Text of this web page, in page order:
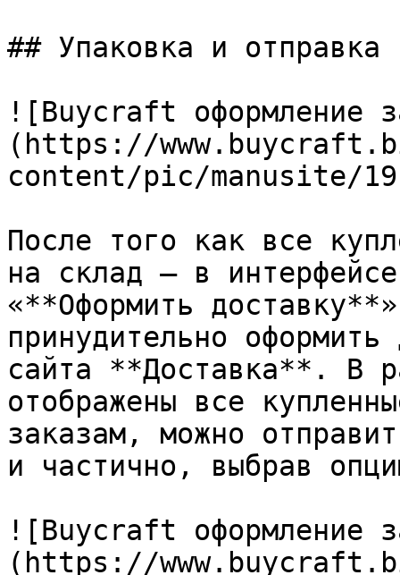
## Упаковка и отправка
![Buycraft оформление
(https://
content/pic/manusite/
После того как все
на склад – в
«**Оформить
принудительно
сайта **Доставка**. В
отображены все
заказам, можно
и частично, выбрав
![Buycraft оформление
(https://